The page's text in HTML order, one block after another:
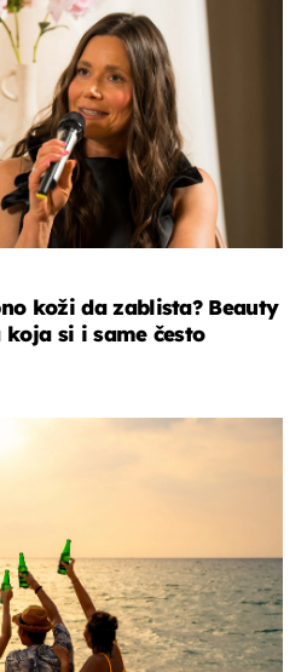
koži da zablista? Beauty
si i same često